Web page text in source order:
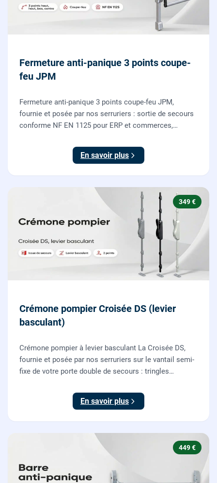
Fermeture anti-panique 3 points coupe-
feu JPM
Fermeture anti-panique 3 points coupe-feu JPM,
fournie et posée par nos serruriers : sortie de secours
conforme NF EN 1125 pour ERP et commerces,
En savoir plus
349 €
Crémone pompier Croisée DS (levier
basculant)
Crémone pompier à levier basculant La Croisée DS,
fournie et posée par nos serruriers sur le vantail semi-
fixe de votre porte double de secours : tringles
En savoir plus
449 €